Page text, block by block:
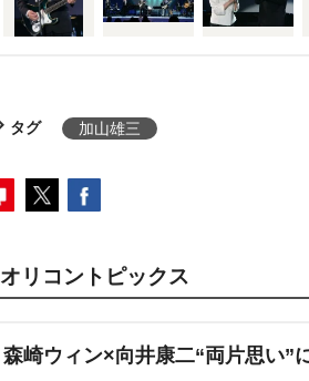
タグ 加山雄三
オリコントピックス
森崎ウィン×向井康二“両片思い”